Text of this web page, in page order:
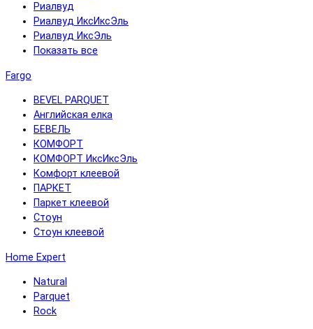
Риалвуд
Риалвуд ИксИксЭль
Риалвуд ИксЭль
Показать все
Fargo
BEVEL PARQUET
Английская елка
БЕВЕЛЬ
КОМФОРТ
КОМФОРТ ИксИксЭль
Комфорт клеевой
ПАРКЕТ
Паркет клеевой
Стоун
Стоун клеевой
Home Expert
Natural
Parquet
Rock